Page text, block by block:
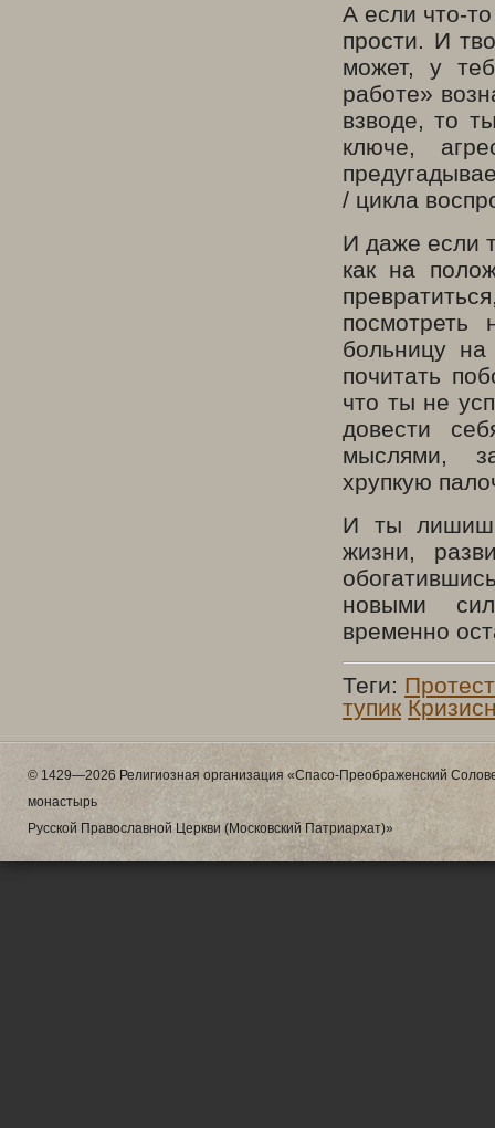
А если что-
прости. И
может, у
работе»
взводе, то
ключе,
/ цикла
И даже если
как на
больницу
почитать
что ты не
довести
мыслями,
хрупкую
И ты
жизни,
новыми
временно
Теги: Протест
тупик
© 1429—2026 Религиозная организация «Спасо-Преображенский
монастырь
Русской Православной Церкви (Московский Патриархат)»